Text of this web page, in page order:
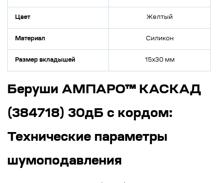
Цвет Желтый
Материал Силикон
Размер вкладышей 15х30 мм
Беруши АМПАРО™ КАСКАД
(384718) 30дБ с кордом:
Технические параметры
шумоподавления